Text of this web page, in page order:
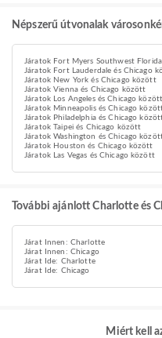
Népszerű útvonalak
Járatok Fort Myers Southwest
Járatok Fort Lauderdale és Chicago
Járatok New York és Chicago között
Járatok Vienna és Chicago között
Járatok Los Angeles és Chicago között
Járatok Minneapolis és Chicago
Járatok Philadelphia és Chicago
Járatok Taipei és Chicago között
Járatok Washington és Chicago
Járatok Houston és Chicago között
Járatok Las Vegas és Chicago között
További ajánlott Charlotte és
Járat Innen: Charlotte
Járat Innen: Chicago
Járat Ide: Charlotte
Járat Ide: Chicago
Miért kell